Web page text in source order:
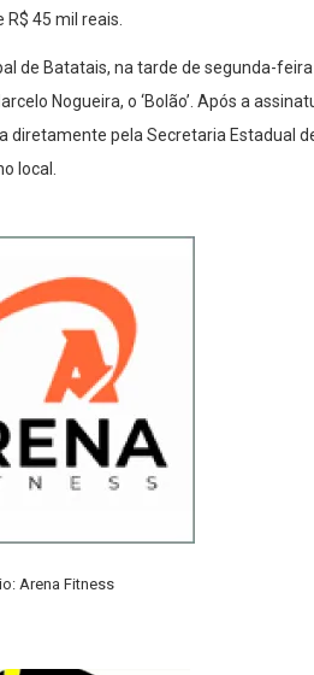
R$ 45 mil reais.
de Batatais, na tarde de segunda-
Nogueira, o ‘Bolão’. Após a
pela Secretaria Estadual
local.
Arena Fitness